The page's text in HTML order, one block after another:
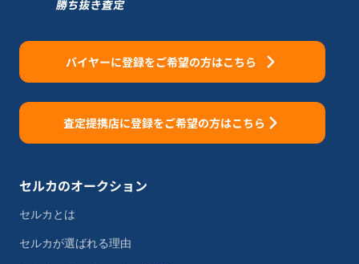
バイヤーに登録をご希望の方はこちら
査定提携店に登録をご希望の方はこちら
セルカのオークション
セルカとは
セルカが選ばれる理由